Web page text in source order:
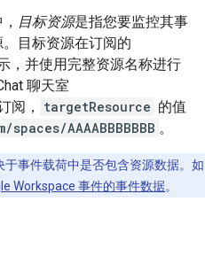
目标资源是指您要监控其事
目标资源在订阅的
，并使用完整资源名称进行
聊天室
阅， targetResource 的值
AAAABBBBBBB 。
事件载荷中是否包含资源数据。如
Workspace 事件的事件数据。